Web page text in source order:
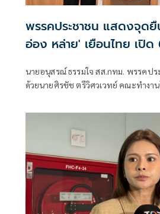
พรรคประชาชน แสดงจุด
อ่อง หล่าย' เยือนไทย เปิด
นายอนุสรณ์ ธรรมใจ สส.กทม. พรรคป
ด้วยนายศิรชัช ตรีวิศวเวทย์ คณะทำงาน
พัฒนาอย่างยั่งยืน แถลงคัดค้านการเยือ